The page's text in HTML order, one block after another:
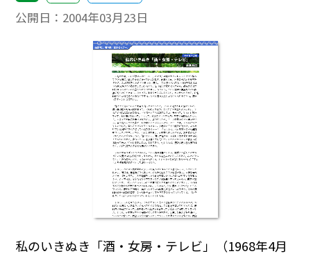
公開日： 2004年03月23日
私のいきぬき「酒・女房・テレビ」（1968年4月